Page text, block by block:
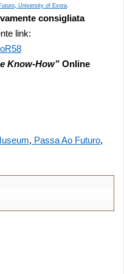
University of Evora
consigliata
link:
Know-How” Online
, Passa Ao Futuro,